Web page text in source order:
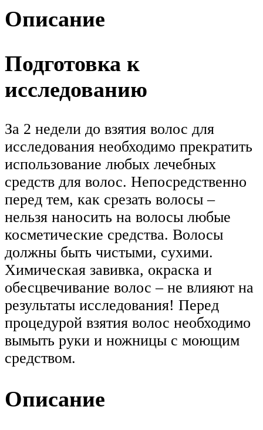
Описание
Подготовка к
исследованию
За 2 недели до взятия волос для
исследования необходимо прекратить
использование любых лечебных
средств для волос. Непосредственно
перед тем, как срезать волосы –
нельзя наносить на волосы любые
косметические средства. Волосы
должны быть чистыми, сухими.
Химическая завивка, окраска и
обесцвечивание волос – не влияют на
результаты исследования! Перед
процедурой взятия волос необходимо
вымыть руки и ножницы с моющим
средством.
Описание